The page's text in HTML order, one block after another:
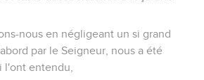
nous en négligeant un si grand
par le Seigneur, nous a été
l'ont entendu,